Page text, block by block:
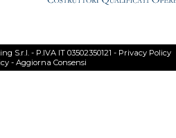
S.r.l. - P.IVA IT 03502350121 - Privacy Policy
- Aggiorna Consensi